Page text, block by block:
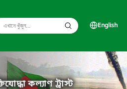
English
কল্যাণ ট্রাস্ট